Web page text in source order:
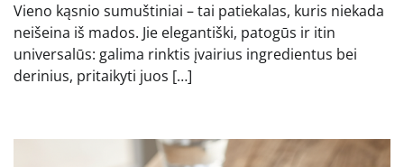
Vieno kąsnio sumuštiniai – tai patiekalas, kuris niekada
neišeina iš mados. Jie elegantiški, patogūs ir itin
universalūs: galima rinktis įvairius ingredientus bei
derinius, pritaikyti juos […]